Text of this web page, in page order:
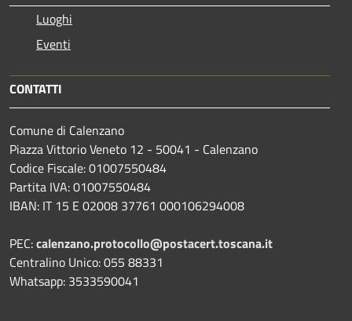
Luoghi
Eventi
CONTATTI
Comune di Calenzano
Piazza Vittorio Veneto 12 - 50041 - Calenzano
Codice Fiscale: 01007550484
Partita IVA: 01007550484
IBAN: IT 15 E 02008 37761 000106294008
PEC:calenzano.protocollo@postacert.toscana.it
Centralino Unico: 055 88331
Whatsapp: 3533590041